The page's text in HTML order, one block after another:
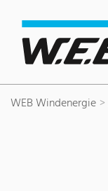
WEB Windenergie